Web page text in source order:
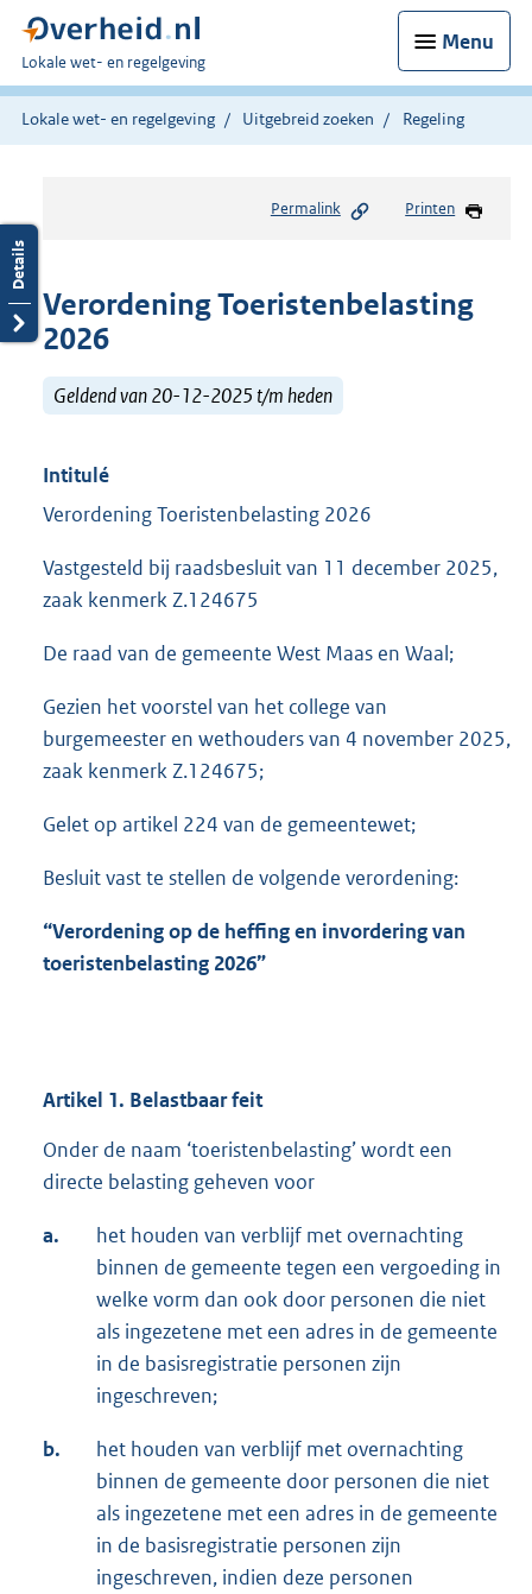
Menu
U
bent
hier:
Lokale wet- en regelgeving
Lokale wet- en regelgeving Uitgebreid zoeken Regeling
Permalink Printen
Verordening Toeristenbelasting
2026
Geldend van 20-12-2025 t/m heden
Intitulé
Verordening Toeristenbelasting 2026
Vastgesteld bij raadsbesluit van 11 december 2025,
zaak kenmerk Z.124675
De raad van de gemeente West Maas en Waal;
Gezien het voorstel van het college van
burgemeester en wethouders van 4 november 2025,
zaak kenmerk Z.124675;
Gelet op artikel 224 van de gemeentewet;
Besluit vast te stellen de volgende verordening:
“Verordening op de heffing en invordering van
toeristenbelasting 2026”
Artikel 1. Belastbaar feit
Onder de naam ‘toeristenbelasting’ wordt een
directe belasting geheven voor
a.
het houden van verblijf met overnachting
binnen de gemeente tegen een vergoeding in
welke vorm dan ook door personen die niet
als ingezetene met een adres in de gemeente
in de basisregistratie personen zijn
ingeschreven;
b.
het houden van verblijf met overnachting
binnen de gemeente door personen die niet
als ingezetene met een adres in de gemeente
in de basisregistratie personen zijn
ingeschreven, indien deze personen